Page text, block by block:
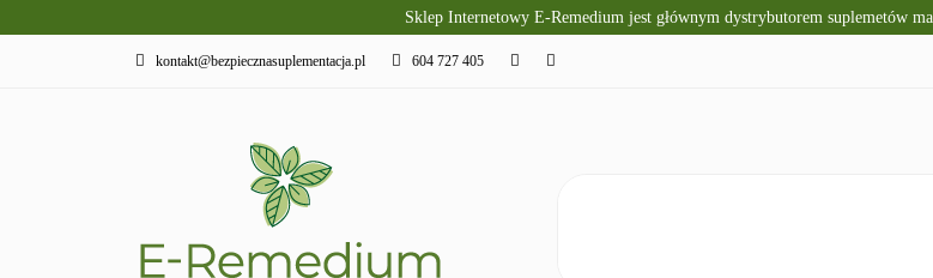
Sklep Internetowy E-Remedium jest głównym dystrybutorem suplemetów
kontakt@bezpiecznasuplementacja.pl 604 727 405
PRODUKTY SLAVITO SUPLEMENTY DIETY KRÓTKI